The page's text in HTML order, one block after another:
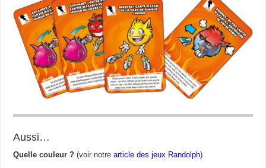
Aussi…
Quelle couleur ? (voir notrearticle des jeux Randolph)